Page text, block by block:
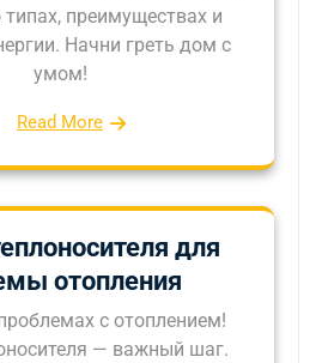
типах, преимуществах и
Начни греть дом с
умом!
Read More
для
отопления
с отоплением!
— важный шаг.